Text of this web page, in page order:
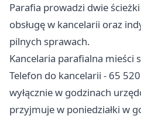
Parafia prowadzi dwie
obsługę w kancelarii oraz
pilnych sprawach.
Kancelaria parafialna mieści
Telefon do kancelarii - 65
wyłącznie w godzinach
przyjmuje w poniedziałki w